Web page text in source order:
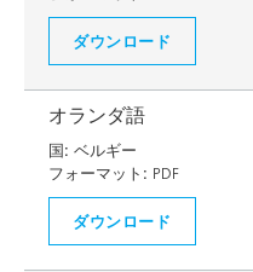
ダウンロード
オランダ語
国: ベルギー
フォーマット: PDF
ダウンロード